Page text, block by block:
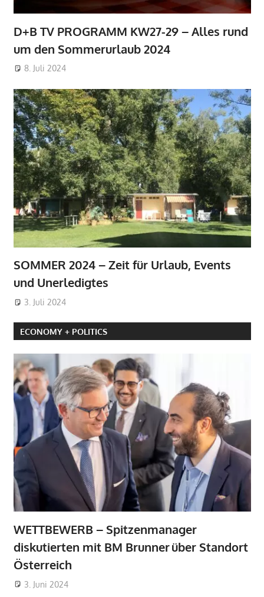
D+B TV PROGRAMM KW27-29 – Alles rund
um den Sommerurlaub 2024
8. Juli 2024
SOMMER 2024 – Zeit für Urlaub, Events
und Unerledigtes
3. Juli 2024
ECONOMY + POLITICS
WETTBEWERB – Spitzenmanager
diskutierten mit BM Brunner über Standort
Österreich
3. Juni 2024